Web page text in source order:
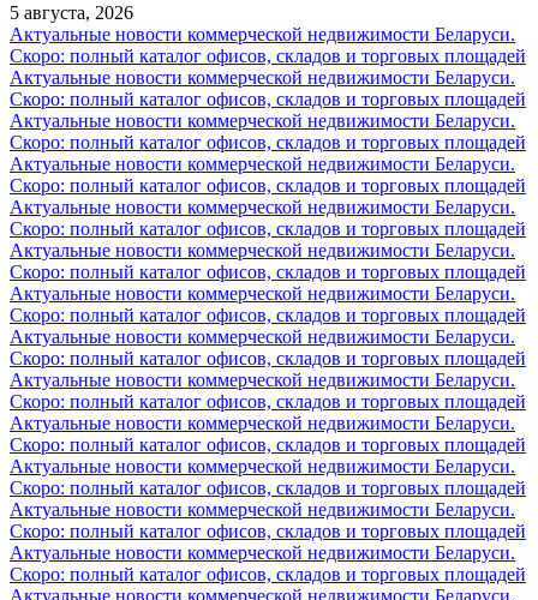
5 августа, 2026
Актуальные новости коммерческой недвижимости Беларуси.
Скоро: полный каталог офисов, складов и торговых площадей
Актуальные новости коммерческой недвижимости Беларуси.
Скоро: полный каталог офисов, складов и торговых площадей
Актуальные новости коммерческой недвижимости Беларуси.
Скоро: полный каталог офисов, складов и торговых площадей
Актуальные новости коммерческой недвижимости Беларуси.
Скоро: полный каталог офисов, складов и торговых площадей
Актуальные новости коммерческой недвижимости Беларуси.
Скоро: полный каталог офисов, складов и торговых площадей
Актуальные новости коммерческой недвижимости Беларуси.
Скоро: полный каталог офисов, складов и торговых площадей
Актуальные новости коммерческой недвижимости Беларуси.
Скоро: полный каталог офисов, складов и торговых площадей
Актуальные новости коммерческой недвижимости Беларуси.
Скоро: полный каталог офисов, складов и торговых площадей
Актуальные новости коммерческой недвижимости Беларуси.
Скоро: полный каталог офисов, складов и торговых площадей
Актуальные новости коммерческой недвижимости Беларуси.
Скоро: полный каталог офисов, складов и торговых площадей
Актуальные новости коммерческой недвижимости Беларуси.
Скоро: полный каталог офисов, складов и торговых площадей
Актуальные новости коммерческой недвижимости Беларуси.
Скоро: полный каталог офисов, складов и торговых площадей
Актуальные новости коммерческой недвижимости Беларуси.
Скоро: полный каталог офисов, складов и торговых площадей
Актуальные новости коммерческой недвижимости Беларуси.